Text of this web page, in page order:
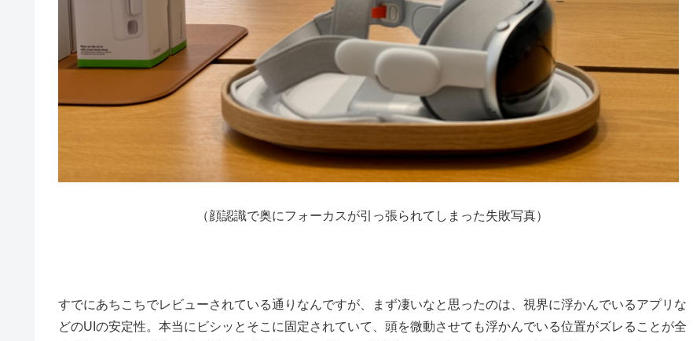
（顔認識で奥にフォーカスが引っ張られてしまった失敗写真）
すでにあちこちでレビューされている通りなんですが、まず凄いなと思ったのは、視界に浮かんでいるアプリな
どのUIの安定性。本当にビシッとそこに固定されていて、頭を微動させても浮かんでいる位置がズレることが全